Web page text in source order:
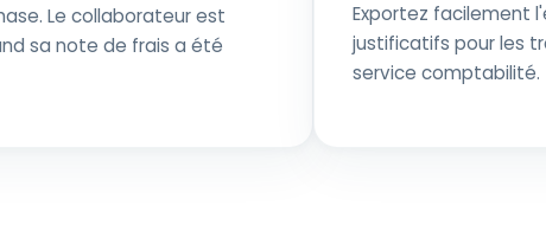
Le collaborateur est
sa note de frais a été
Exportez facilement
justificatifs pour les
service comptabilité.